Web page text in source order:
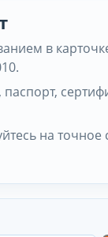
в
на точное